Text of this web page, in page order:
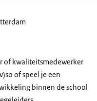
of kwaliteitsmedewerker
of speel je een
binnen de school